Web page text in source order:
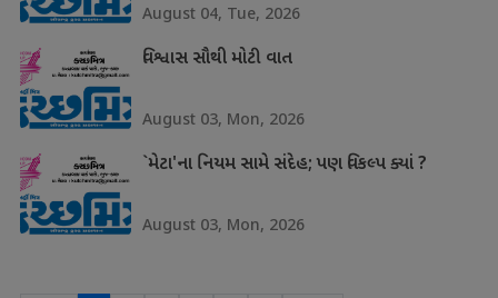
August 04, Tue, 2026
વિશ્વાસ સૌથી મોટી વાત
August 03, Mon, 2026
`મેટા'ના નિયમ સામે સંદેહ; પણ વિકલ્પ ક્યાં ?
August 03, Mon, 2026